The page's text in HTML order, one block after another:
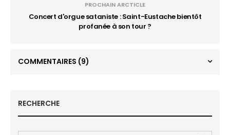
PROCHAIN ARCTICLE
Concert d'orgue sataniste : Saint-Eustache bientôt
profanée à son tour ?
COMMENTAIRES (9)
RECHERCHE